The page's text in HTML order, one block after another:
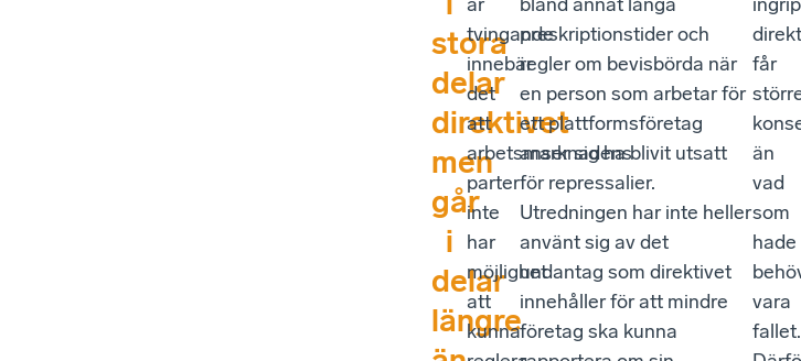
stora
delar
direktivet
men
går
i
delar
längre
tvingande
innebär
det
att
arbetsmarknadens
parter
inte
har
möjlighet
att
kunna
preskriptionstider och
regler om bevisbörda när
en person som arbetar för
ett plattformsföretag
anser sig ha blivit utsatt
för repressalier.
Utredningen har inte heller
använt sig av det
undantag som direktivet
innehåller för att mindre
företag ska kunna
får
än
vad
som
hade
vara
fallet.